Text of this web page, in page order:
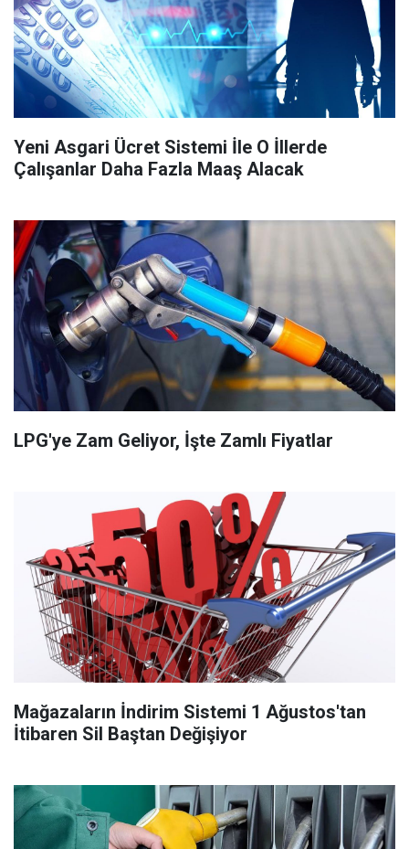
Yeni Asgari Ücret Sistemi İle O İllerde
Çalışanlar Daha Fazla Maaş Alacak
LPG'ye Zam Geliyor, İşte Zamlı Fiyatlar
Mağazaların İndirim Sistemi 1 Ağustos'tan
İtibaren Sil Baştan Değişiyor